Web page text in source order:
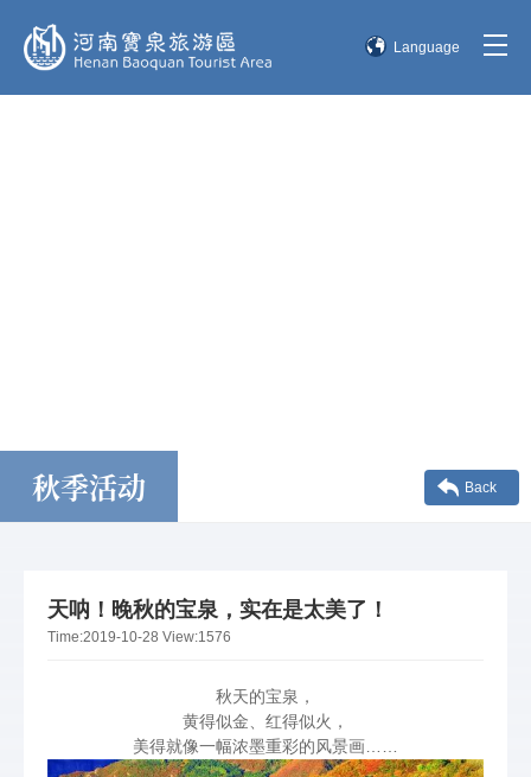
Language
秋季活动 Back
天呐！晚秋的宝泉，实在是太美了！
Time:2019-10-28 View:1576
秋天的宝泉，
黄得似金、红得似火，
美得就像一幅浓墨重彩的风景画……